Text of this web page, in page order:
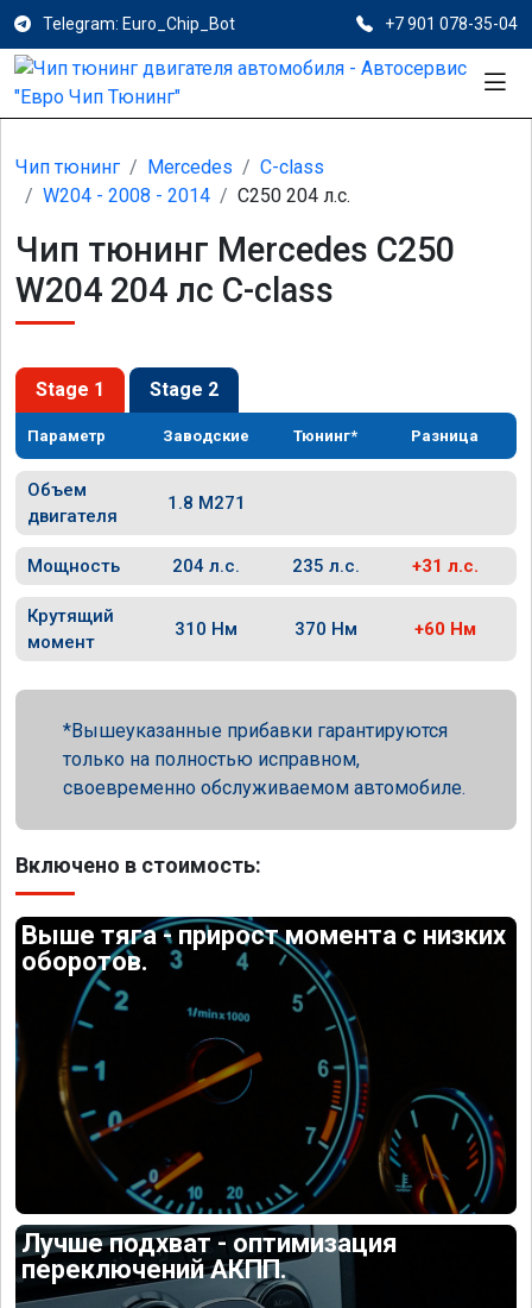
Telegram: Euro_Chip_Bot +7 901 078-35-04
Чип тюнинг Mercedes
C-class
W204 - 2008 - 2014
C250 204 л.с.
Чип тюнинг Mercedes C250
W204 204 лс C-class
Stage 1 Stage 2
Параметр Заводские Тюнинг* Разница
Объем
двигателя
1.8 M271
Мощность 204 л.с. 235 л.с. +31 л.с.
Крутящий
момент
310 Нм 370 Нм +60 Нм
Вышеуказанные прибавки гарантируются
только на полностью исправном,
своевременно обслуживаемом автомобиле.
Включено в стоимость:
Выше тяга - прирост момента с низких
оборотов.
Лучше подхват - оптимизация
переключений АКПП.